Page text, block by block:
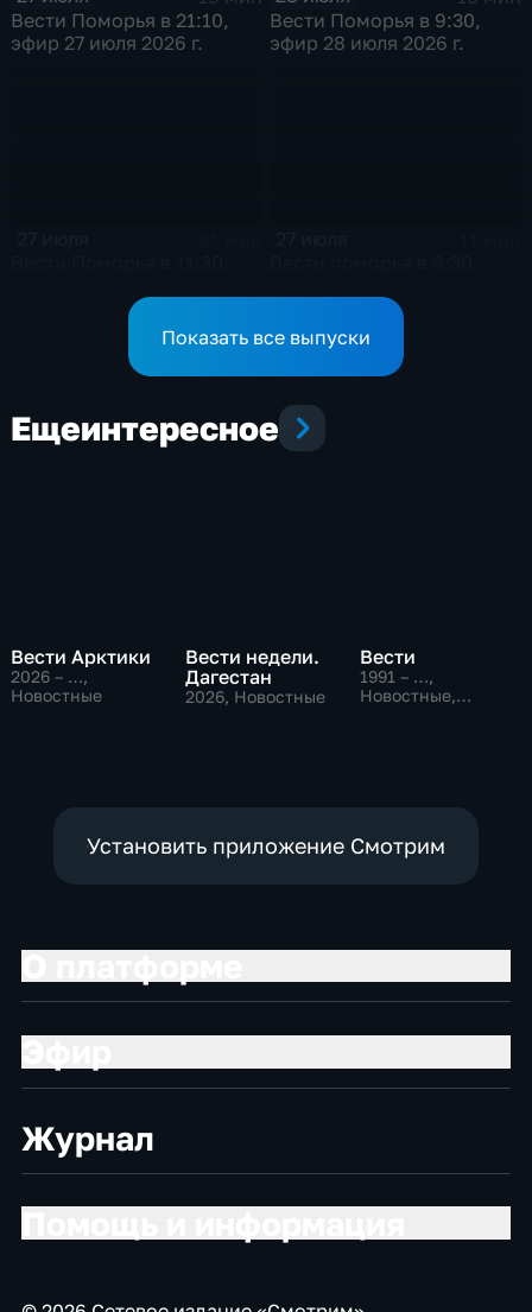
Вести Поморья в 21:10,
эфир 27 июля 2026 г.
Вести Поморья в 9:30,
эфир 28 июля 2026 г.
Показать все выпуски
Ещеинтересное
Вести Арктики
2026 – …,
Новостные
Вести недели.
Дагестан
2026, Новостные
Вести
1991 – …,
Новостные,
Установить приложение Смотрим
Журнал